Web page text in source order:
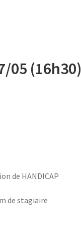
05 (16h30)
de HANDICAP
de stagiaire